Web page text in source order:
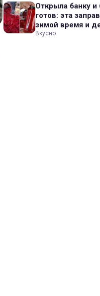
Открыла банку
готов: эта
зимой время и
Вкусно